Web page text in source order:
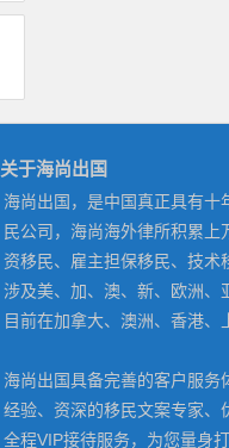
关于海尚出国
海尚出国，是中国真正具有十
民公司，海尚海外律所积累上
资移民、雇主担保移民、技术
涉及美、加、澳、新、欧洲、
目前在加拿大、澳洲、香港、
海尚出国具备完善的客户服务
经验、资深的移民文案专家、
全程VIP接待服务，为您量身